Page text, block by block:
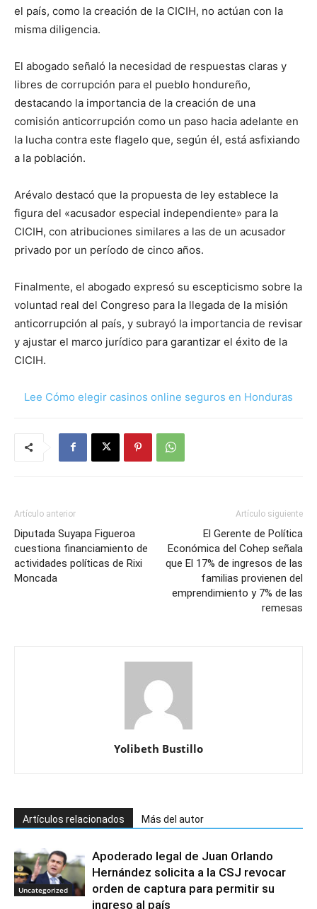
el país, como la creación de la CICIH, no actúan con la
misma diligencia.
El abogado señaló la necesidad de respuestas claras y
libres de corrupción para el pueblo hondureño,
destacando la importancia de la creación de una
comisión anticorrupción como un paso hacia adelante en
la lucha contra este flagelo que, según él, está asfixiando
a la población.
Arévalo destacó que la propuesta de ley establece la
figura del «acusador especial independiente» para la
CICIH, con atribuciones similares a las de un acusador
privado por un período de cinco años.
Finalmente, el abogado expresó su escepticismo sobre la
voluntad real del Congreso para la llegada de la misión
anticorrupción al país, y subrayó la importancia de revisar
y ajustar el marco jurídico para garantizar el éxito de la
CICIH.
Lee Cómo elegir casinos online seguros en Honduras
Artículo anterior
Diputada Suyapa Figueroa
cuestiona financiamiento de
actividades políticas de Rixi
Moncada
Artículo siguiente
El Gerente de Política
Económica del Cohep señala
que El 17% de ingresos de las
familias provienen del
emprendimiento y 7% de las
remesas
Yolibeth Bustillo
Artículos relacionados Más del autor
Uncategorized
Apoderado legal de Juan Orlando
Hernández solicita a la CSJ revocar
orden de captura para permitir su
ingreso al país